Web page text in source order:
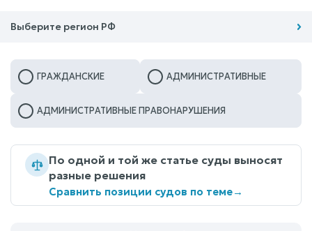
Выберите регион РФ
ГРАЖДАНСКИЕ АДМИНИСТРАТИВНЫЕ
АДМИНИСТРАТИВНЫЕ ПРАВОНАРУШЕНИЯ
По одной и той же статье суды выносят
разные решения
Сравнить позиции судов по теме→